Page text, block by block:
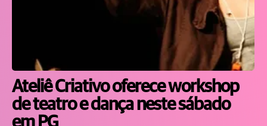
Ateliê Criativo oferece workshop
de teatro e dança neste sábado